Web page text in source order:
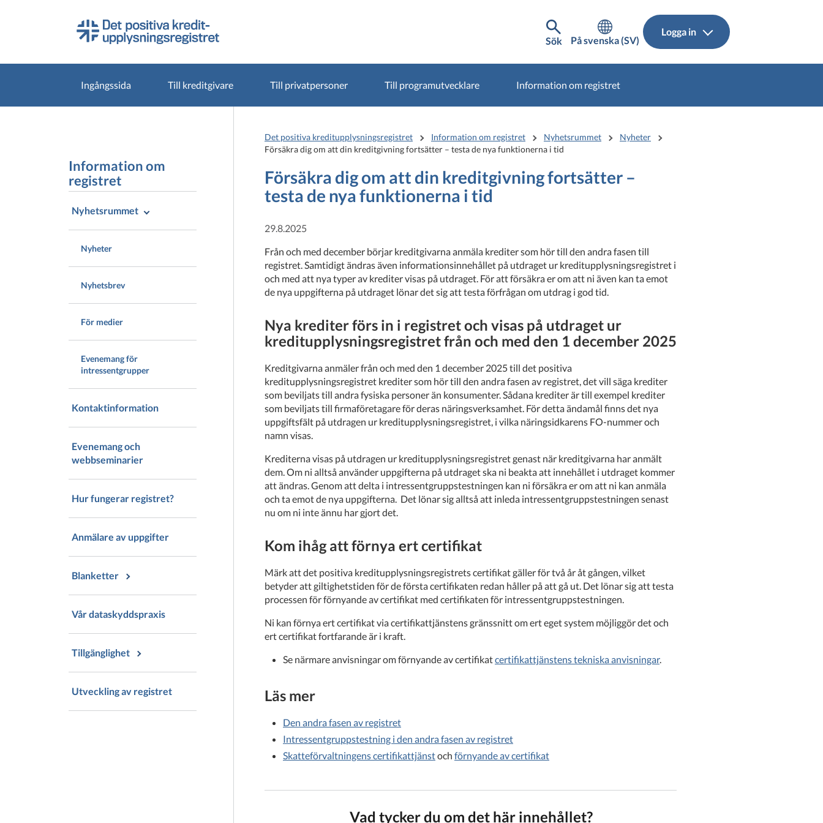
Sök På svenska (SV)
Logga in
Ingångssida Till kreditgivare Till privatpersoner Till programutvecklare Information om registret
Information om
registret
Nyhetsrummet
Nyheter
Nyhetsbrev
För medier
Evenemang för
intressentgrupper
Kontaktinformation
Evenemang och
webbseminarier
Hur fungerar registret?
Anmälare av uppgifter
Blanketter
Vår dataskyddspraxis
Tillgänglighet
Utveckling av registret
Det positiva kreditupplysningsregistret Information om registret Nyhetsrummet
Nyheter
Försäkra dig om att din kreditgivning fortsätter – testa de nya funktionerna i tid
Försäkra dig om att din kreditgivning fortsätter –
testa de nya funktionerna i tid
29.8.2025
Från och med december börjar kreditgivarna anmäla krediter som hör till den andra fasen till
registret. Samtidigt ändras även informationsinnehållet på utdraget ur kreditupplysningsregistret i
och med att nya typer av krediter visas på utdraget. För att försäkra er om att ni även kan ta emot
de nya uppgifterna på utdraget lönar det sig att testa förfrågan om utdrag i god tid.
Nya krediter förs in i registret och visas på utdraget ur
kreditupplysningsregistret från och med den 1 december 2025
Kreditgivarna anmäler från och med den 1 december 2025 till det positiva
kreditupplysningsregistret krediter som hör till den andra fasen av registret, det vill säga krediter
som beviljats till andra fysiska personer än konsumenter. Sådana krediter är till exempel krediter
som beviljats till firmaföretagare för deras näringsverksamhet. För detta ändamål finns det nya
uppgiftsfält på utdragen ur kreditupplysningsregistret, i vilka näringsidkarens FO-nummer och
namn visas.
Krediterna visas på utdragen ur kreditupplysningsregistret genast när kreditgivarna har anmält
dem. Om ni alltså använder uppgifterna på utdraget ska ni beakta att innehållet i utdraget kommer
att ändras. Genom att delta i intressentgruppstestningen kan ni försäkra er om att ni kan anmäla
och ta emot de nya uppgifterna. Det lönar sig alltså att inleda intressentgruppstestningen senast
nu om ni inte ännu har gjort det.
Kom ihåg att förnya ert certifikat
Märk att det positiva kreditupplysningsregistrets certifikat gäller för två år åt gången, vilket
betyder att giltighetstiden för de första certifikaten redan håller på att gå ut. Det lönar sig att testa
processen för förnyande av certifikat med certifikaten för intressentgruppstestningen.
Ni kan förnya ert certifikat via certifikattjänstens gränssnitt om ert eget system möjliggör det och
ert certifikat fortfarande är i kraft.
Se närmare anvisningar om förnyande av certifikatcertifikattjänstens tekniska anvisningar.
Läs mer
Den andra fasen av registret
Intressentgruppstestning i den andra fasen av registret
Skatteförvaltningens certifikattjänstoch förnyande av certifikat
Vad tycker du om det här innehållet?